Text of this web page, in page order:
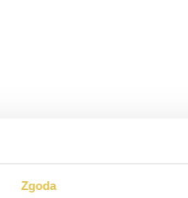
Zgoda